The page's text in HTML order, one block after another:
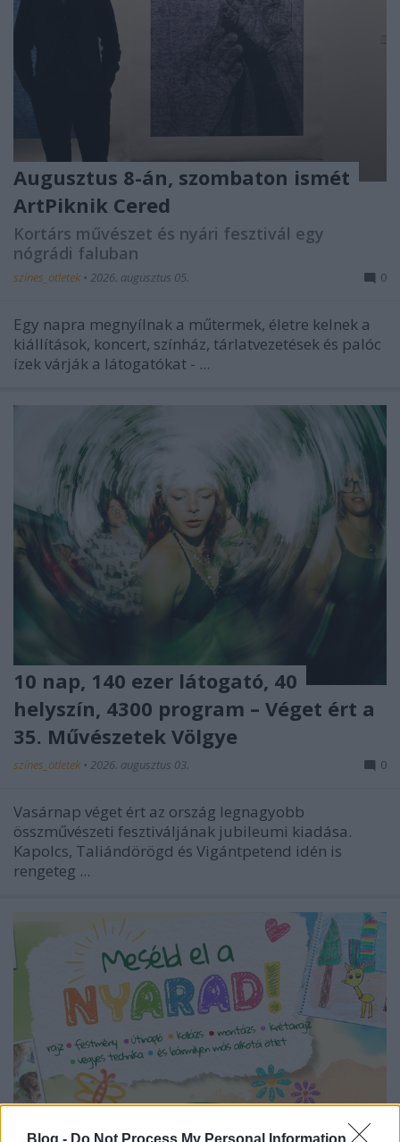
Blog - Do Not Process My Personal Information
Augusztus 8-án, szombaton ismét
ArtPiknik Cered
Kortárs művészet és nyári fesztivál egy
nógrádi faluban
színes_ötletek • 2026. augusztus 05. 0
Egy napra megnyílnak a műtermek, életre kelnek a
kiállítások, koncert, színház, tárlatvezetések és palóc
ízek várják a látogatókat - ...
10 nap, 140 ezer látogató, 40
helyszín, 4300 program – Véget ért a
35. Művészetek Völgye
színes_ötletek • 2026. augusztus 03. 0
Vasárnap véget ért az ország legnagyobb
összművészeti fesztiváljának jubileumi kiadása.
Kapolcs, Taliándörögd és Vigántpetend idén is
rengeteg ...